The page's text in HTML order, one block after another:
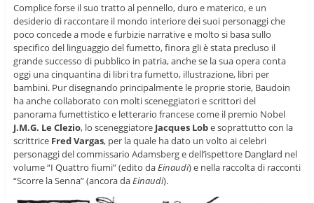
Complice forse il suo tratto al pennello, duro e materico, e un
desiderio di raccontare il mondo interiore dei suoi personaggi che
poco concede a mode e furbizie narrative e molto si basa sullo
specifico del linguaggio del fumetto, finora gli è stata precluso il
grande successo di pubblico in patria, anche se la sua opera conta
oggi una cinquantina di libri tra fumetto, illustrazione, libri per
bambini. Pur disegnando principalmente le proprie storie, Baudoin
ha anche collaborato con molti sceneggiatori e scrittori del
panorama fumettistico e letterario francese come il premio Nobel
J.M.G. Le Clezio, lo sceneggiatore Jacques Lobe soprattutto con la
scrittrice Fred Vargas, per la quale ha dato un volto ai celebri
personaggi del commissario Adamsberg e dell’ispettore Danglard nel
volume “I Quattro fiumi” (edito daEinaudi) e nella raccolta di racconti
“Scorre la Senna” (ancora daEinaudi).